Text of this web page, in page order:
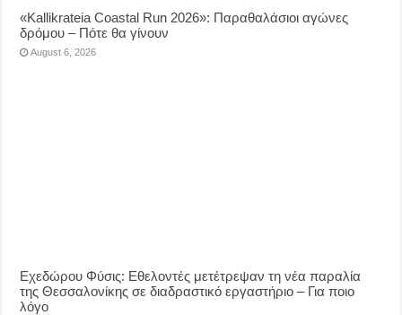
«Kallikrateia Coastal Run 2026»: Παραθαλάσιοι αγώνες
δρόμου – Πότε θα γίνουν
August 6, 2026
Eχεδώρου Φύσις: Εθελοντές μετέτρεψαν τη νέα παραλία
της Θεσσαλονίκης σε διαδραστικό εργαστήριο – Για ποιο
λόγο